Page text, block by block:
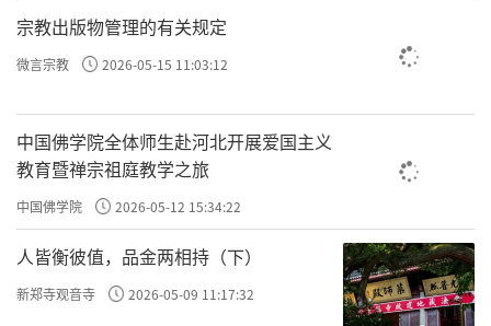
宗教出版物管理的有关规定
微言宗教 2026-05-15 11:03:12
中国佛学院全体师生赴河北开展爱国主义
教育暨禅宗祖庭教学之旅
中国佛学院 2026-05-12 15:34:22
人皆衡彼值，品金两相持（下）
新郑寺观音寺 2026-05-09 11:17:32